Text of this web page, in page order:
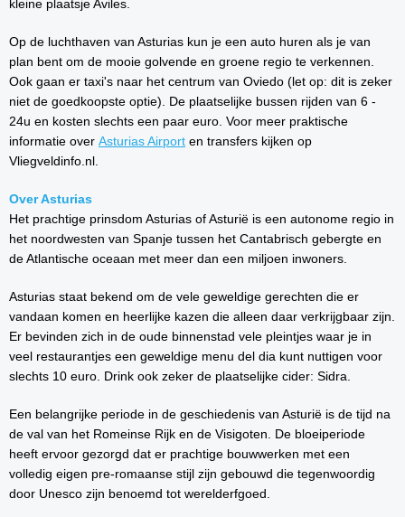
kleine plaatsje Aviles.
Op de luchthaven van Asturias kun je een auto huren als je van
plan bent om de mooie golvende en groene regio te verkennen.
Ook gaan er taxi's naar het centrum van Oviedo (let op: dit is zeker
niet de goedkoopste optie). De plaatselijke bussen rijden van 6 -
24u en kosten slechts een paar euro. Voor meer praktische
informatie over Asturias Airport en transfers kijken op
Vliegveldinfo.nl.
Over Asturias
Het prachtige prinsdom Asturias of Asturië is een autonome regio in
het noordwesten van Spanje tussen het Cantabrisch gebergte en
de Atlantische oceaan met meer dan een miljoen inwoners.
Asturias staat bekend om de vele geweldige gerechten die er
vandaan komen en heerlijke kazen die alleen daar verkrijgbaar zijn.
Er bevinden zich in de oude binnenstad vele pleintjes waar je in
veel restaurantjes een geweldige menu del dia kunt nuttigen voor
slechts 10 euro. Drink ook zeker de plaatselijke cider: Sidra.
Een belangrijke periode in de geschiedenis van Asturië is de tijd na
de val van het Romeinse Rijk en de Visigoten. De bloeiperiode
heeft ervoor gezorgd dat er prachtige bouwwerken met een
volledig eigen pre-romaanse stijl zijn gebouwd die tegenwoordig
door Unesco zijn benoemd tot werelderfgoed.